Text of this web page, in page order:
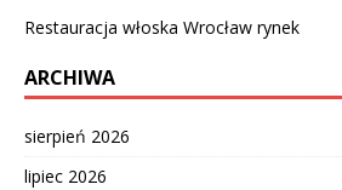
Restauracja włoska Wrocław rynek
ARCHIWA
sierpień 2026
lipiec 2026